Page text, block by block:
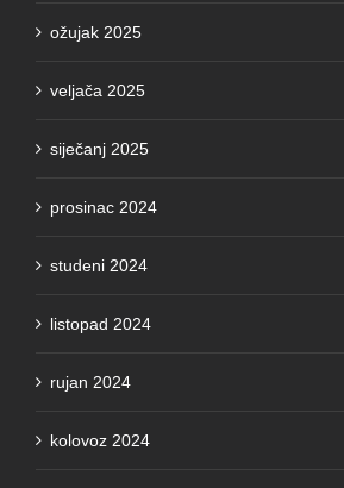
ožujak 2025
veljača 2025
siječanj 2025
prosinac 2024
studeni 2024
listopad 2024
rujan 2024
kolovoz 2024